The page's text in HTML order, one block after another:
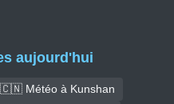
aujourd'hui
🇨🇳 Météo à Kunshan